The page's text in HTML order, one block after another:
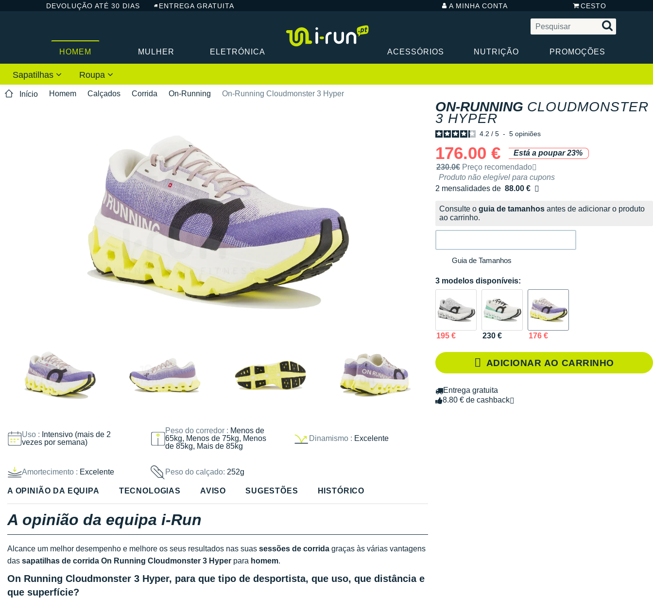
DEVOLUÇÃO ATÉ 30 DIAS ENTREGA GRATUITA A MINHA CONTA CESTO
HOMEM MULHER ELETRÓNICA ACESSÓRIOS NUTRIÇÃO PROMOÇÕES
Sapatilhas Roupa
Início Homem Calçados Corrida On-Running On-Running Cloudmonster 3 Hyper
Uso : Intensivo (mais de 2
vezes por semana)
Peso do corredor : Menos de
65kg, Menos de 75kg, Menos
de 85kg, Mais de 85kg
Dinamismo : Excelente
Amortecimento : Excelente Peso do calçado: 252g
ON-RUNNING CLOUDMONSTER
3 HYPER
4.2 / 5 - 5 opiniões
176.00 €
Está a poupar 23%
Preço de venda recomendado pela marca
230.0€ Preço recomendado
Produto não elegível para cupons
2 mensalidades de 88.00 €
sem custos
Consulte o guia de tamanhos antes de adicionar o produto
ao carrinho.
Guia de Tamanhos
3 modelos disponíveis:
195 € 230 € 176 €
ADICIONAR AO CARRINHO
Entrega gratuita
8.80 € de cashback
A OPINIÃO DA EQUIPA TECNOLOGIAS AVISO SUGESTÕES HISTÓRICO
A opinião da equipa i-Run
Alcance um melhor desempenho e melhore os seus resultados nas suas sessões de corrida graças às várias vantagens
das sapatilhas de corrida On Running Cloudmonster 3 Hyper para homem.
On Running Cloudmonster 3 Hyper, para que tipo de desportista, que uso, que distância e
que superfície?